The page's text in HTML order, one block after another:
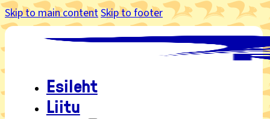
Skip to main contentSkip to footer
Esileht
Liitu